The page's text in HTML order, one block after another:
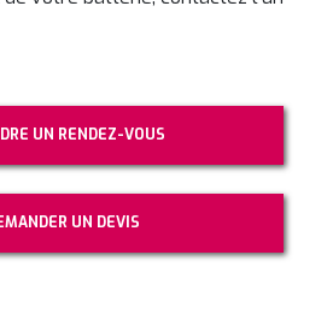
UN RENDEZ-VOUS
UN DEVIS